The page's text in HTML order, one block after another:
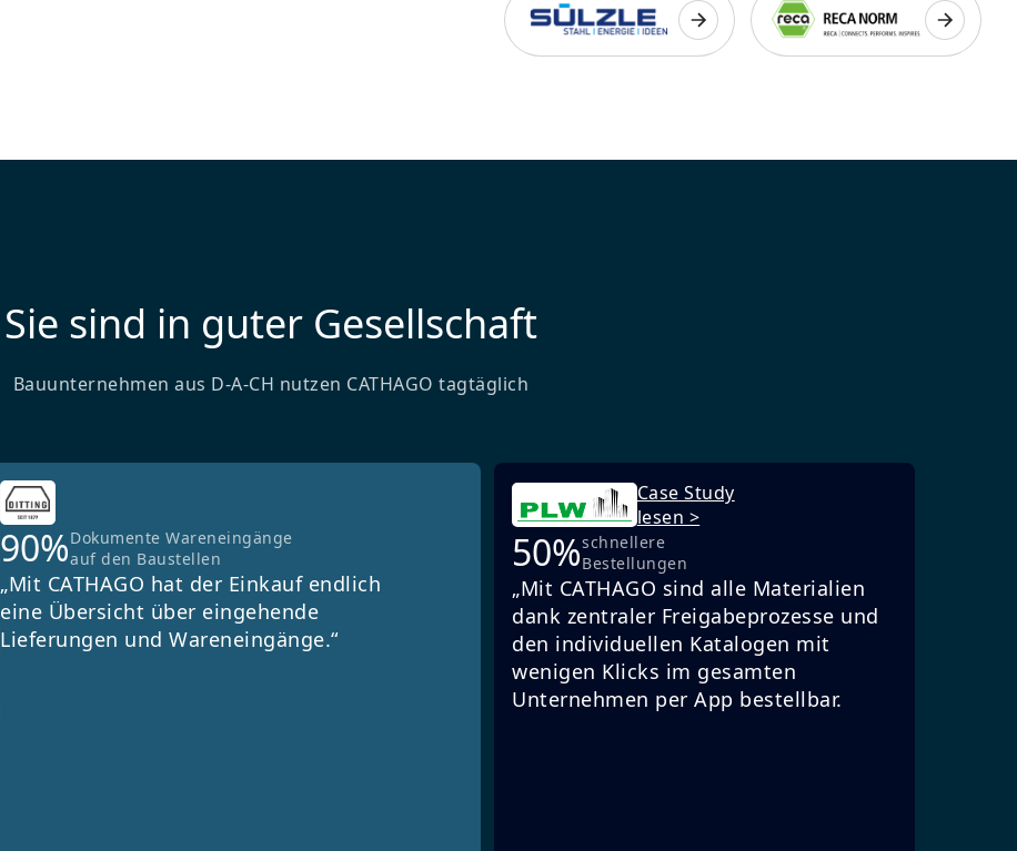
Sie sind in guter Gesellschaft
Bauunternehmen aus D-A-CH nutzen CATHAGO tagtäglich
90%Dokumente Wareneingänge
auf den Baustellen
„Mit CATHAGO hat der Einkauf endlich
eine Übersicht über eingehende
Lieferungen und Wareneingänge.“
Case Study
lesen >
50%schnellere
Bestellungen
„Mit CATHAGO sind alle Materialien
dank zentraler Freigabeprozesse und
den individuellen Katalogen mit
wenigen Klicks im gesamten
Unternehmen per App bestellbar.